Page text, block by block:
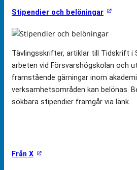
Stipendier och belöningar
Tävlingsskrifter, artiklar till Tidskrift i
arbeten vid Försvarshögskolan och
framstående gärningar inom
verksamhetsområden kan belönas.
sökbara stipendier framgår via länk.
Från X